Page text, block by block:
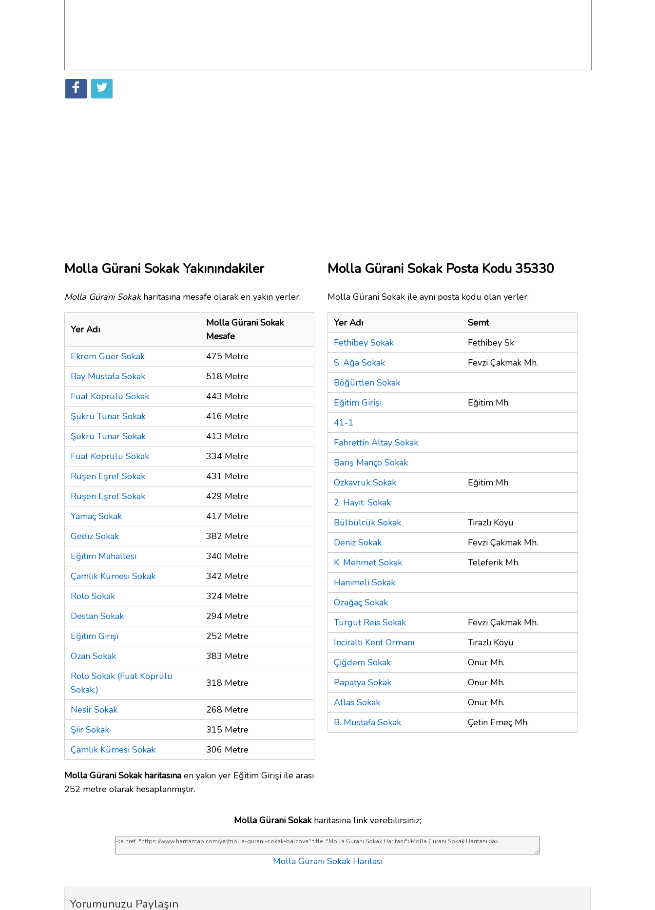
Molla Gürani Sokak Yakınındakiler
Molla Gürani Sokakharitasına mesafe olarak en yakın yerler:
Yer Adı
Molla Gürani Sokak
Mesafe
Ekrem Güer Sokak
475 Metre
Bay Mustafa Sokak
518 Metre
Fuat Köprülü Sokak
443 Metre
Şükrü Tunar Sokak
416 Metre
Şükrü Tunar Sokak
413 Metre
Fuat Köprülü Sokak
334 Metre
Ruşen Eşref Sokak
431 Metre
Ruşen Eşref Sokak
429 Metre
Yamaç Sokak
417 Metre
Gediz Sokak
382 Metre
Eğitim Mahallesi
340 Metre
Çamlık Kümesi Sokak
342 Metre
Rölö Sokak
324 Metre
Destan Sokak
294 Metre
Eğitim Girişi
252 Metre
Ozan Sokak
383 Metre
Rölö Sokak (Fuat Köprülü
Sokak.)
318 Metre
Nesir Sokak
268 Metre
Şiir Sokak
315 Metre
Çamlık Kümesi Sokak
306 Metre
Molla Gürani Sokak haritasına en yakın yer Eğitim Girişi ile arası
252 metre olarak hesaplanmıştır.
Molla Gürani Sokak Posta Kodu 35330
Molla Gürani Sokak ile aynı posta kodu olan yerler:
Yer Adı
Semt
Fethibey Sokak
Fethibey Sk
S. Ağa Sokak
Fevzi Çakmak Mh.
Böğürtlen Sokak
Eğitim Girişi
Eğitim Mh.
41-1
Fahrettin Altay Sokak
Barış Manço Sokak
Özkavruk Sokak
Eğitim Mh.
2. Hayıt. Sokak
Bülbülcük Sokak
Tırazlı Köyü
Deniz Sokak
Fevzi Çakmak Mh.
K. Mehmet Sokak
Teleferik Mh.
Hanımeli Sokak
Özağaç Sokak
Turgut Reis Sokak
Fevzi Çakmak Mh.
İnciraltı Kent Ormanı
Tırazlı Köyü
Çiğdem Sokak
Onur Mh.
Papatya Sokak
Onur Mh.
Atlas Sokak
Onur Mh.
B. Mustafa Sokak
Çetin Emeç Mh.
Molla Gürani Sokakharitasına link verebilirsiniz;
Molla Gürani Sokak Haritası
Yorumunuzu Paylaşın